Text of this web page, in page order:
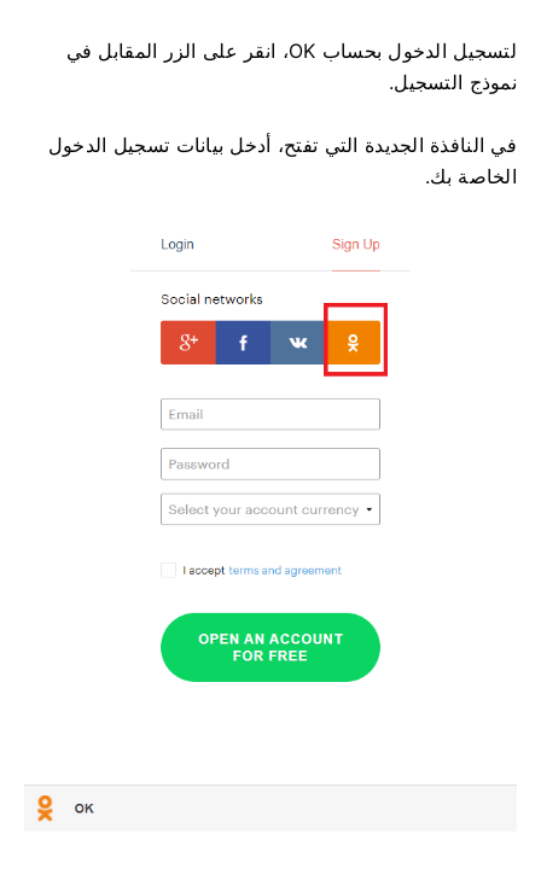
لتسجيل الدخول بحساب OK، انقر على الزر المقابل في
نموذج التسجيل.
في النافذة الجديدة التي تفتح، أدخل بيانات تسجيل الدخول
الخاصة بك.